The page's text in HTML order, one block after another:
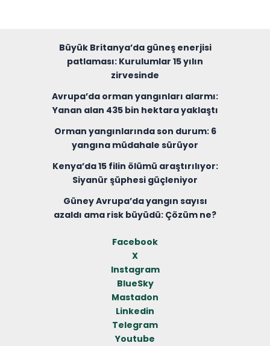
Büyük Britanya’da güneş enerjisi
patlaması: Kurulumlar 15 yılın
zirvesinde
Avrupa’da orman yangınları alarmı:
Yanan alan 435 bin hektara yaklaştı
Orman yangınlarında son durum: 6
yangına müdahale sürüyor
Kenya’da 15 filin ölümü araştırılıyor:
Siyanür şüphesi güçleniyor
Güney Avrupa’da yangın sayısı
azaldı ama risk büyüdü: Çözüm ne?
Facebook
X
Instagram
BlueSky
Mastadon
Linkedin
Telegram
Youtube